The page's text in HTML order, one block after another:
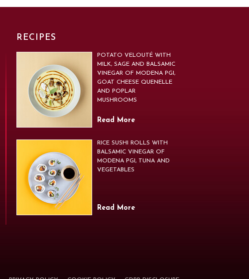
RECIPES
POTATO VELOUTÉ WITH
MILK, SAGE AND BALSAMIC
VINEGAR OF MODENA PGI,
GOAT CHEESE QUENELLE
AND POPLAR
MUSHROOMS
Read More
RICE SUSHI ROLLS WITH
BALSAMIC VINEGAR OF
MODENA PGI, TUNA AND
VEGETABLES
Read More